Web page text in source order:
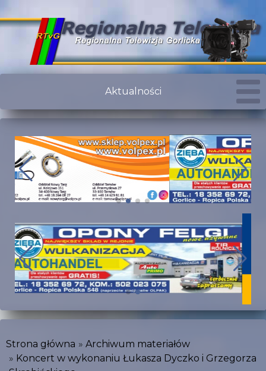
Aktualności
Strona główna
Archiwum materiałów
Koncert w wykonaniu Łukasza Dyczko i Grzegorza